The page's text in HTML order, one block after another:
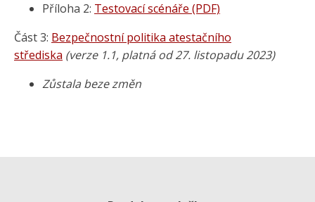
Příloha 2: Testovací scénáře (PDF)
Část 3: Bezpečnostní politika atestačního
střediska (verze 1.1, platná od 27. listopadu 2023)
Zůstala beze změn